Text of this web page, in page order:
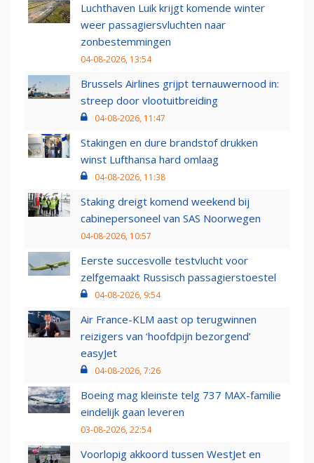
Luchthaven Luik krijgt komende winter
weer passagiersvluchten naar
zonbestemmingen
04-08-2026, 13:54
Brussels Airlines grijpt ternauwernood in:
streep door vlootuitbreiding
04-08-2026, 11:47
Stakingen en dure brandstof drukken
winst Lufthansa hard omlaag
04-08-2026, 11:38
Staking dreigt komend weekend bij
cabinepersoneel van SAS Noorwegen
04-08-2026, 10:57
Eerste succesvolle testvlucht voor
zelfgemaakt Russisch passagierstoestel
04-08-2026, 9:54
Air France-KLM aast op terugwinnen
reizigers van ‘hoofdpijn bezorgend’
easyJet
04-08-2026, 7:26
Boeing mag kleinste telg 737 MAX-familie
eindelijk gaan leveren
03-08-2026, 22:54
Voorlopig akkoord tussen WestJet en